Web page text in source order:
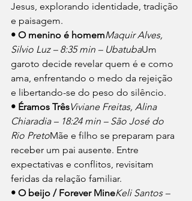
Jesus, explorando identidade, tradição
e paisagem.
• O menino é homemMaquir Alves,
Silvio Luz – 8:35 min – UbatubaUm
garoto decide revelar quem é e como
ama, enfrentando o medo da rejeição
e libertando-se do peso do silêncio.
• Éramos TrêsViviane Freitas, Alina
Chiaradia – 18:24 min – São José do
Rio PretoMãe e filho se preparam para
receber um pai ausente. Entre
expectativas e conflitos, revisitam
feridas da relação familiar.
• O beijo / Forever MineKeli Santos –